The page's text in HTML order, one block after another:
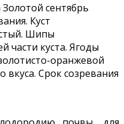
сентябрь
Куст
Шипы
части куста. Ягоды
оранжевой
вкуса. Срок созревания